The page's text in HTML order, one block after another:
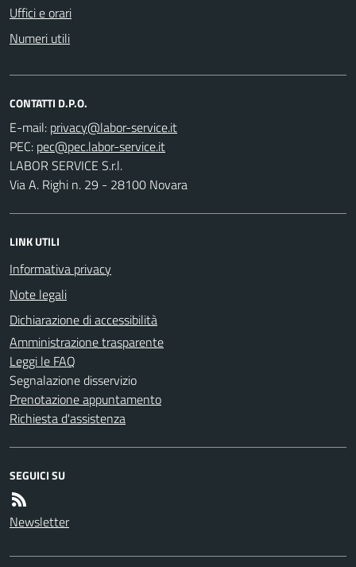
Uffici e orari
Numeri utili
CONTATTI D.P.O.
E-mail:
PEC:
LABOR SERVICE S.r.l.
Via A. Righi n. 29 - 28100 Novara
LINK UTILI
Informativa privacy
Note legali
Dichiarazione di accessibilità
Amministrazione trasparente
Leggi le FAQ
Segnalazione disservizio
Prenotazione appuntamento
Richiesta d'assistenza
SEGUICI SU
Newsletter